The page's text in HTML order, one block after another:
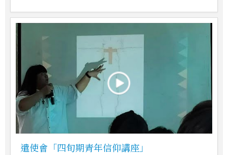
遣使會「四旬期青年信仰講座」